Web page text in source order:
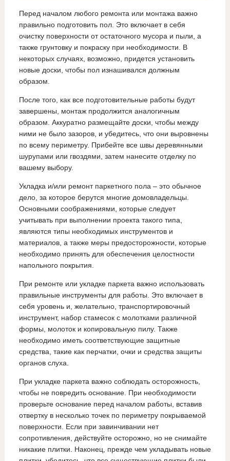
Перед началом любого ремонта или монтажа важно
правильно подготовить пол. Это включает в себя
очистку поверхности от остаточного мусора и пыли, а
также грунтовку и покраску при необходимости. В
некоторых случаях, возможно, придется установить
новые доски, чтобы пол изнашивался должным
образом.
После того, как все подготовительные работы будут
завершены, монтаж продолжится аналогичным
образом. Аккуратно размещайте доски, чтобы между
ними не было зазоров, и убедитесь, что они выровнены
по всему периметру. Прибейте все швы деревянными
шурупами или гвоздями, затем нанесите отделку по
вашему выбору.
Укладка и/или ремонт паркетного пола – это обычное
дело, за которое берутся многие домовладельцы.
Основными соображениями, которые следует
учитывать при выполнении проекта такого типа,
являются типы необходимых инструментов и
материалов, а также меры предосторожности, которые
необходимо принять для обеспечения целостности
напольного покрытия.
При ремонте или укладке паркета важно использовать
правильные инструменты для работы. Это включает в
себя уровень и, желательно, транспортировочный
инструмент, набор стамесок с молотками различной
формы, молоток и копировальную пилу. Также
необходимо иметь соответствующие защитные
средства, такие как перчатки, очки и средства защиты
органов слуха.
При укладке паркета важно соблюдать осторожность,
чтобы не повредить основание. При необходимости
проверьте основание перед началом работы, вставив
отвертку в несколько точек по периметру покрываемой
поверхности. Если при завинчивании нет
сопротивления, действуйте осторожно, но не снимайте
никакие плитки. Наконец, прежде чем укладывать новые